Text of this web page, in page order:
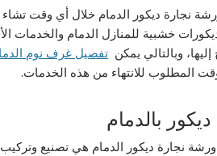
خشبية للمنازل الدمام
وبالتالي يمكن تفصيل غرف نوم
المطلوب للانتهاء من هذه الخدمات.
بالدمام
نجارة ديكور الدمام هي تصنيع وتركيب